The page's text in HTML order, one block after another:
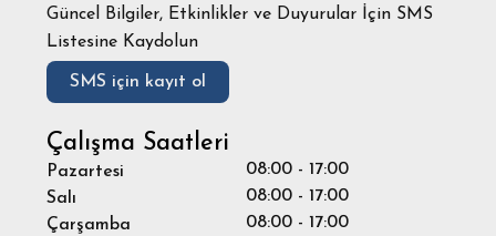
Güncel Bilgiler, Etkinlikler ve Duyurular İçin SMS
Listesine Kaydolun
SMS için kayıt ol
Çalışma Saatleri
Pazartesi
08:00 - 17:00
Salı
08:00 - 17:00
Çarşamba
08:00 - 17:00